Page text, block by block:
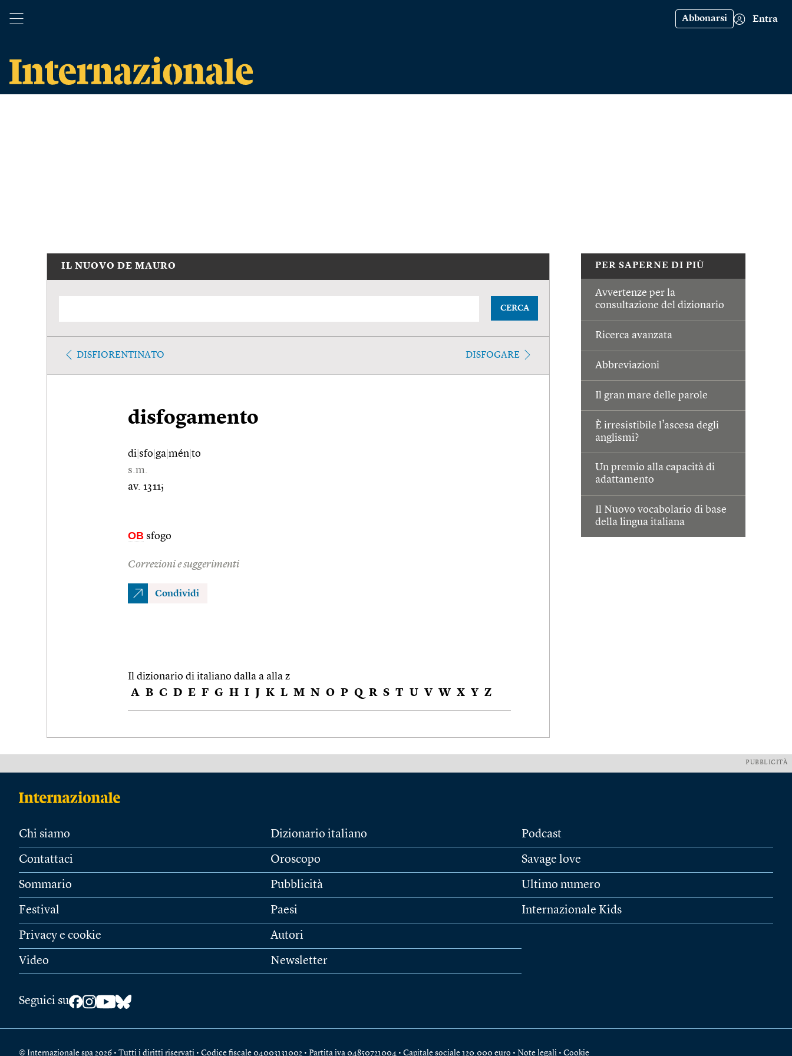
Abbonarsi Entra
PER SAPERNE DI PIÙ
Avvertenze per la
consultazione del dizionario
Ricerca avanzata
Abbreviazioni
Il gran mare delle parole
È irresistibile l’ascesa degli
anglismi?
Un premio alla capacità di
adattamento
Il Nuovo vocabolario di base
della lingua italiana
IL NUOVO DE MAURO
CERCA
DISFIORENTINATO DISFOGARE
disfogamento
di sfo ga mén to
s.m.
av. 1311;
OB sfogo
Correzioni e suggerimenti
Condividi
Il dizionario di italiano dalla a alla z
A B C D E F G H I J K L M N O P Q R S T U V W X Y Z
PUBBLICITÀ
Chi siamo
Contattaci
Sommario
Festival
Privacy e cookie
Video
Dizionario italiano
Oroscopo
Pubblicità
Paesi
Autori
Newsletter
Podcast
Savage love
Ultimo numero
Internazionale Kids
Seguici su
© Internazionale spa 2026 • Tutti i diritti riservati • Codice fiscale 04003131002 • Partita iva 04850721004 • Capitale sociale 120.000 euro • Note legali • Cookie